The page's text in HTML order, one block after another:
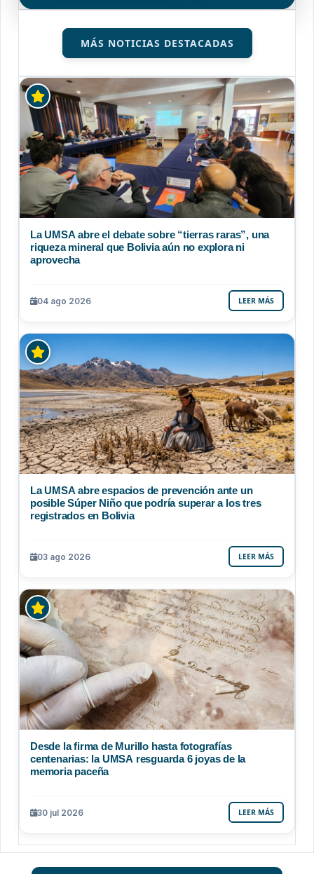
MÁS NOTICIAS DESTACADAS
La UMSA abre el debate sobre “tierras raras”, una
riqueza mineral que Bolivia aún no explora ni
aprovecha
04 ago 2026 LEER MÁS
La UMSA abre espacios de prevención ante un
posible Súper Niño que podría superar a los tres
registrados en Bolivia
03 ago 2026 LEER MÁS
Desde la firma de Murillo hasta fotografías
centenarias: la UMSA resguarda 6 joyas de la
memoria paceña
30 jul 2026 LEER MÁS